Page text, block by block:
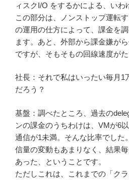
ィスクI/O をするかによる、い
この部分は、ノンストップ運転
の運用の仕方によって、課金を
ます。あと、外部から課金嫌が
ですが、そもそもの回線速度が
社長：それで私はいったい毎月1
だろう？
基盤：調べたところ、過去の
ンの課金のうちわけは、VMが6
通信が1未満。そんな比率でした
信量の変動もあまりなく、結果
あった、ということです。
ただしこれは、これまでの「ク